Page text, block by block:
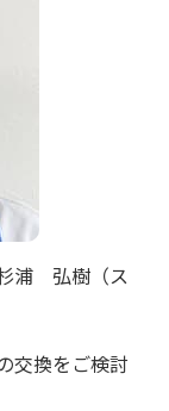
浦 弘樹（ス
交換をご検討